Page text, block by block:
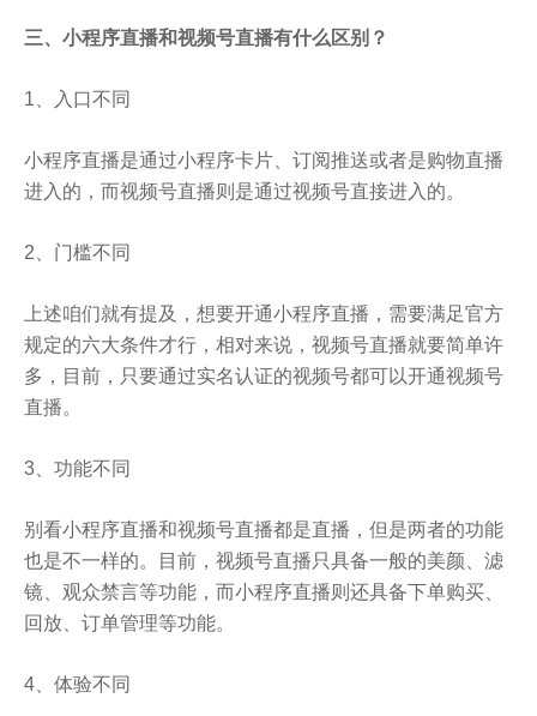
三、小程序直播和视频号直播有什么区别？
1、入口不同
小程序直播是通过小程序卡片、订阅推送或者是购物直播
进入的，而视频号直播则是通过视频号直接进入的。
2、门槛不同
上述咱们就有提及，想要开通小程序直播，需要满足官方
规定的六大条件才行，相对来说，视频号直播就要简单许
多，目前，只要通过实名认证的视频号都可以开通视频号
直播。
3、功能不同
别看小程序直播和视频号直播都是直播，但是两者的功能
也是不一样的。目前，视频号直播只具备一般的美颜、滤
镜、观众禁言等功能，而小程序直播则还具备下单购买、
回放、订单管理等功能。
4、体验不同